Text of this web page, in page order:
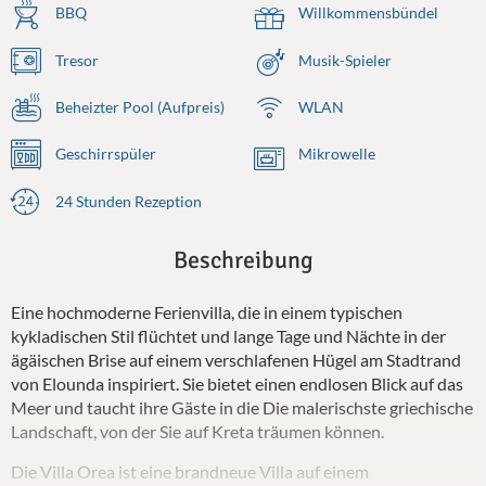
BBQ Willkommensbündel
Tresor Musik-Spieler
Beheizter Pool (Aufpreis) WLAN
Geschirrspüler Mikrowelle
24 Stunden Rezeption
Beschreibung
Eine hochmoderne Ferienvilla, die in einem typischen
kykladischen Stil flüchtet und lange Tage und Nächte in der
ägäischen Brise auf einem verschlafenen Hügel am Stadtrand
von Elounda inspiriert. Sie bietet einen endlosen Blick auf das
Meer und taucht ihre Gäste in die Die malerischste griechische
Landschaft, von der Sie auf Kreta träumen können.
Die Villa Orea ist eine brandneue Villa auf einem